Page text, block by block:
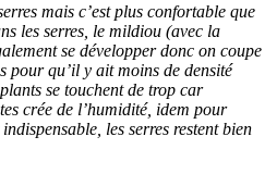
mais c’est plus confortable que
les serres, le mildiou (avec la
se développer donc on coupe
pour qu’il y ait moins de densité
se touchent de trop car
crée de l’humidité, idem pour
les serres restent bien